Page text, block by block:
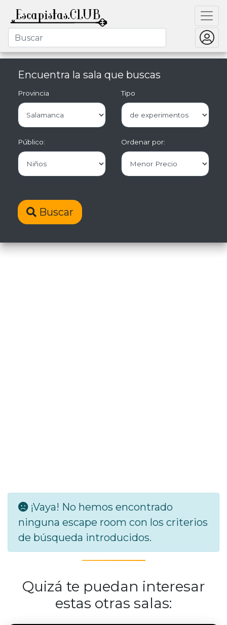
Encuentra la sala que buscas
Provincia Tipo
Público: Ordenar por:
Buscar
¡Vaya! No hemos encontrado
ninguna escape room con los criterios
de búsqueda introducidos.
Quizá te puedan interesar
estas otras salas: